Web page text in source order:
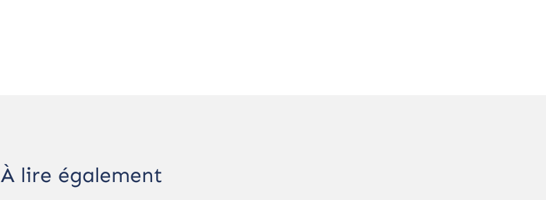
À lire également